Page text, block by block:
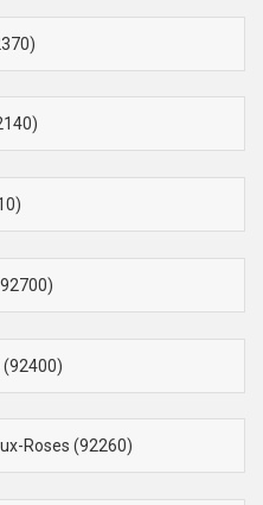
Roses (92260)